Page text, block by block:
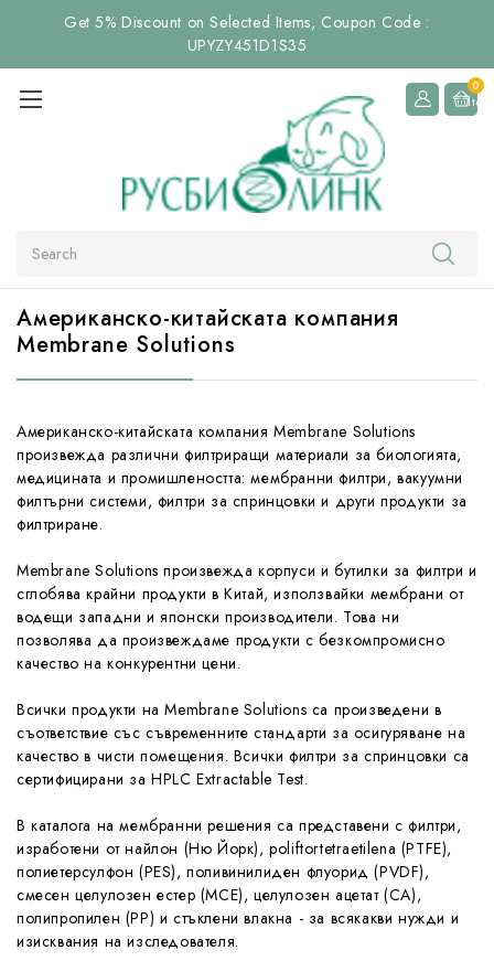
Get 5% Discount on Selected Items, Coupon Code :
UPYZY451D1S35
0
Item
Американско-китайската компания
Membrane Solutions
Американско-китайската компания Membrane Solutions
произвежда различни филтриращи материали за биологията,
медицината и промишлеността: мембранни филтри, вакуумни
филтърни системи, филтри за спринцовки и други продукти за
филтриране.
Membrane Solutions произвежда корпуси и бутилки за филтри и
сглобява крайни продукти в Китай, използвайки мембрани от
водещи западни и японски производители. Това ни
позволява да произвеждаме продукти с безкомпромисно
качество на конкурентни цени.
Всички продукти на Membrane Solutions са произведени в
съответствие със съвременните стандарти за осигуряване на
качество в чисти помещения. Всички филтри за спринцовки са
сертифицирани за HPLC Extractable Test.
В каталога на мембранни решения са представени с филтри,
изработени от найлон (Ню Йорк), poliftortetraetilena (PTFE),
полиетерсулфон (PES), поливинилиден флуорид (PVDF),
смесен целулозен естер (MCE), целулозен ацетат (СА),
полипропилен (РР) и стъклени влакна - за всякакви нужди и
изисквания на изследователя.